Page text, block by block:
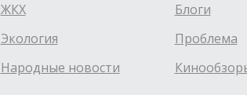
ЖКХ
Экология
Народные новости
Блоги
Проблема